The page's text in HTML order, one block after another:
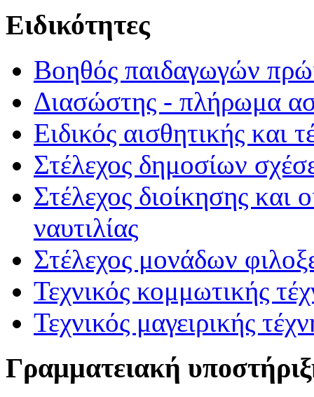
Ειδικότητες
Βοηθός παιδαγωγών
Διασώστης - πλήρωμα
Ειδικός αισθητικής και
Στέλεχος δημοσίων
Στέλεχος διοίκησης και
ναυτιλίας
Στέλεχος μονάδων
Τεχνικός κομμωτικής
Τεχνικός μαγειρικής
Γραμματειακή